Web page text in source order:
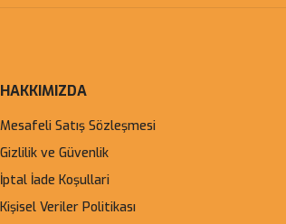
HAKKIMIZDA
Mesafeli Satış Sözleşmesi
Gizlilik ve Güvenlik
İptal İade Koşullari
Kişisel Veriler Politikası